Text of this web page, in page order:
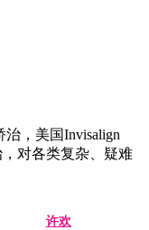
，美国Invisalign
对各类复杂、疑难
许欢